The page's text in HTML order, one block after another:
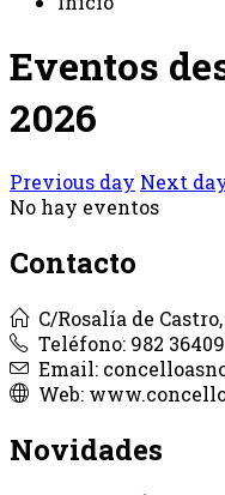
Eventos
2026
Previous day Next
No hay eventos
Contacto
C/Rosalía de
Teléfono: 982
Email:
Web:
Novidades